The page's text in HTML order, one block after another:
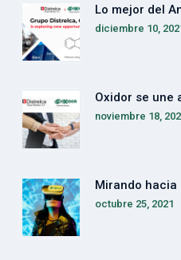
Lo mejor del
diciembre 10,
Oxidor se une
noviembre 18,
Mirando
octubre 25, 2021